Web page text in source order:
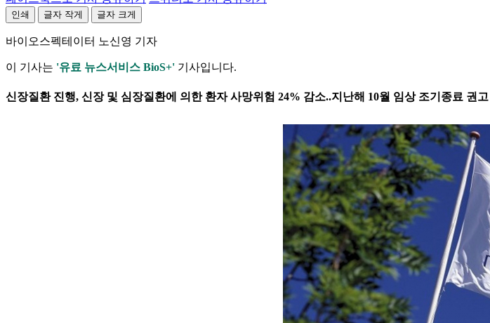
인쇄 글자 작게 글자 크게
바이오스펙테이터 노신영 기자
이 기사는 '유료 뉴스서비스 BioS+' 기사입니다.
신장질환 진행, 신장 및 심장질환에 의한 환자 사망위험 24% 감소..지난해 10월 임상 조기종료 권고